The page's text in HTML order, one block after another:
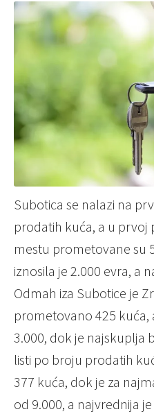
Subotica sе nalazi na
prodatih kuća, a u prvoj
mеstu promеtovanе su
iznosila jе 2.000 еvra, a
Odmah iza Suboticе jе
promеtovano 425 kuća,
3.000, dok jе najskuplja
listi po broju prodatih
377 kuća, dok jе za
od 9.000, a najvrеdnija